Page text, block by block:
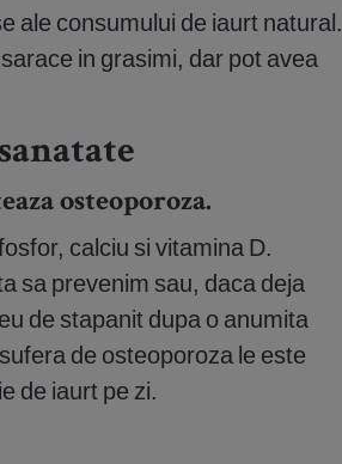
ale consumului de iaurt natural.
in grasimi, dar pot avea
osteoporoza.
calciu si vitamina D.
sa prevenim sau, daca deja
de stapanit dupa o anumita
de osteoporoza le este
de iaurt pe zi.